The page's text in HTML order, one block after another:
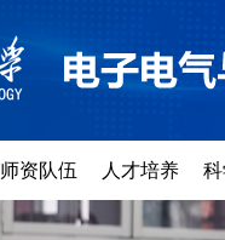
师资队伍 人才培养